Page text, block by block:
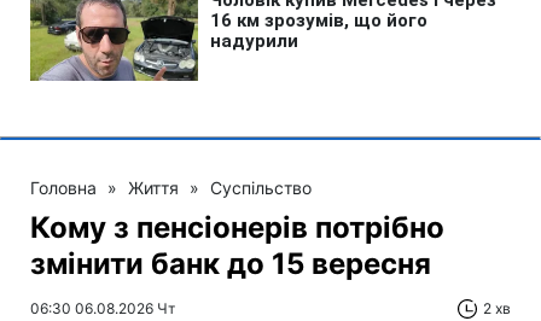
Головна » Життя » Суспільство
Кому з пенсіонерів потрібно
змінити банк до 15 вересня
06:30 06.08.2026 Чт 2 хв